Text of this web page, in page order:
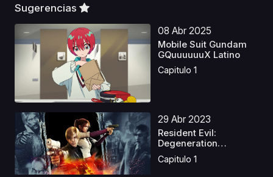
Sugerencias
08 Abr 2025
Mobile Suit Gundam
GQuuuuuuX Latino
Capitulo 1
29 Abr 2023
Resident Evil:
Degeneration
Castellano
Capitulo 1